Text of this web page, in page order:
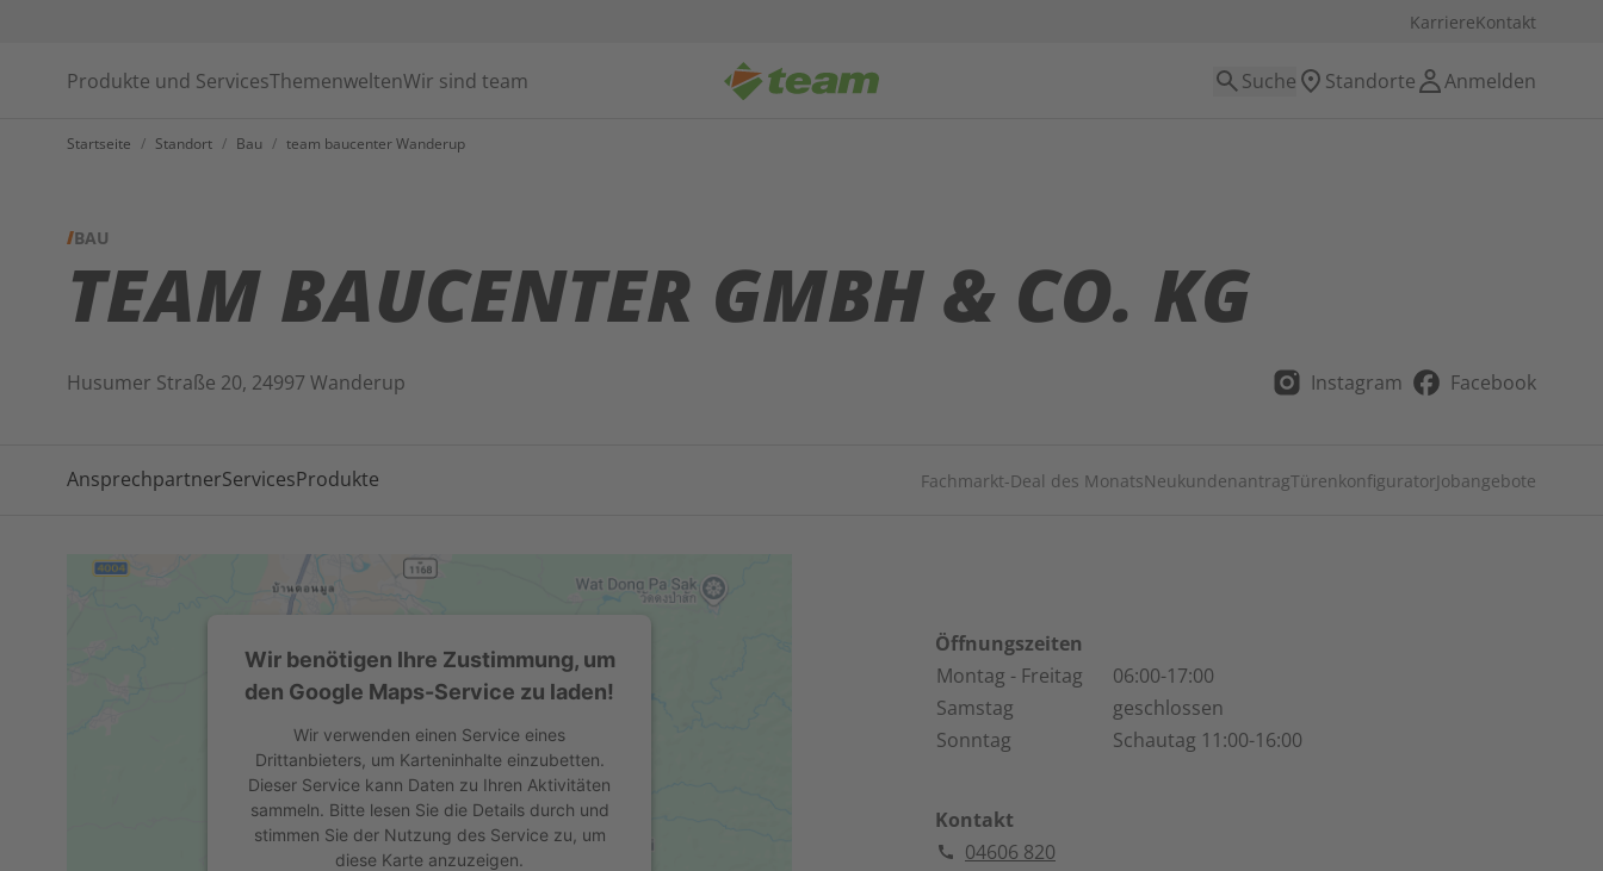
KarriereKontakt
Produkte und ServicesThemenweltenWir sind team Suche Standorte Anmelden
Startseite / Standort / Bau / team baucenter Wanderup
BAU
TEAM BAUCENTER GMBH & CO. KG
Husumer Straße 20, 24997 Wanderup Instagram Facebook
AnsprechpartnerServicesProdukte Fachmarkt-Deal des MonatsNeukundenantragTürenkonfiguratorJobangebote
Wir benötigen Ihre Zustimmung, um
den Google Maps-Service zu laden!
Wir verwenden einen Service eines
Drittanbieters, um Karteninhalte einzubetten.
Dieser Service kann Daten zu Ihren Aktivitäten
sammeln. Bitte lesen Sie die Details durch und
stimmen Sie der Nutzung des Service zu, um
diese Karte anzuzeigen.
Öffnungszeiten
Montag - Freitag
06:00-17:00
Samstag
geschlossen
Sonntag
Schautag 11:00-16:00
Kontakt
04606 820